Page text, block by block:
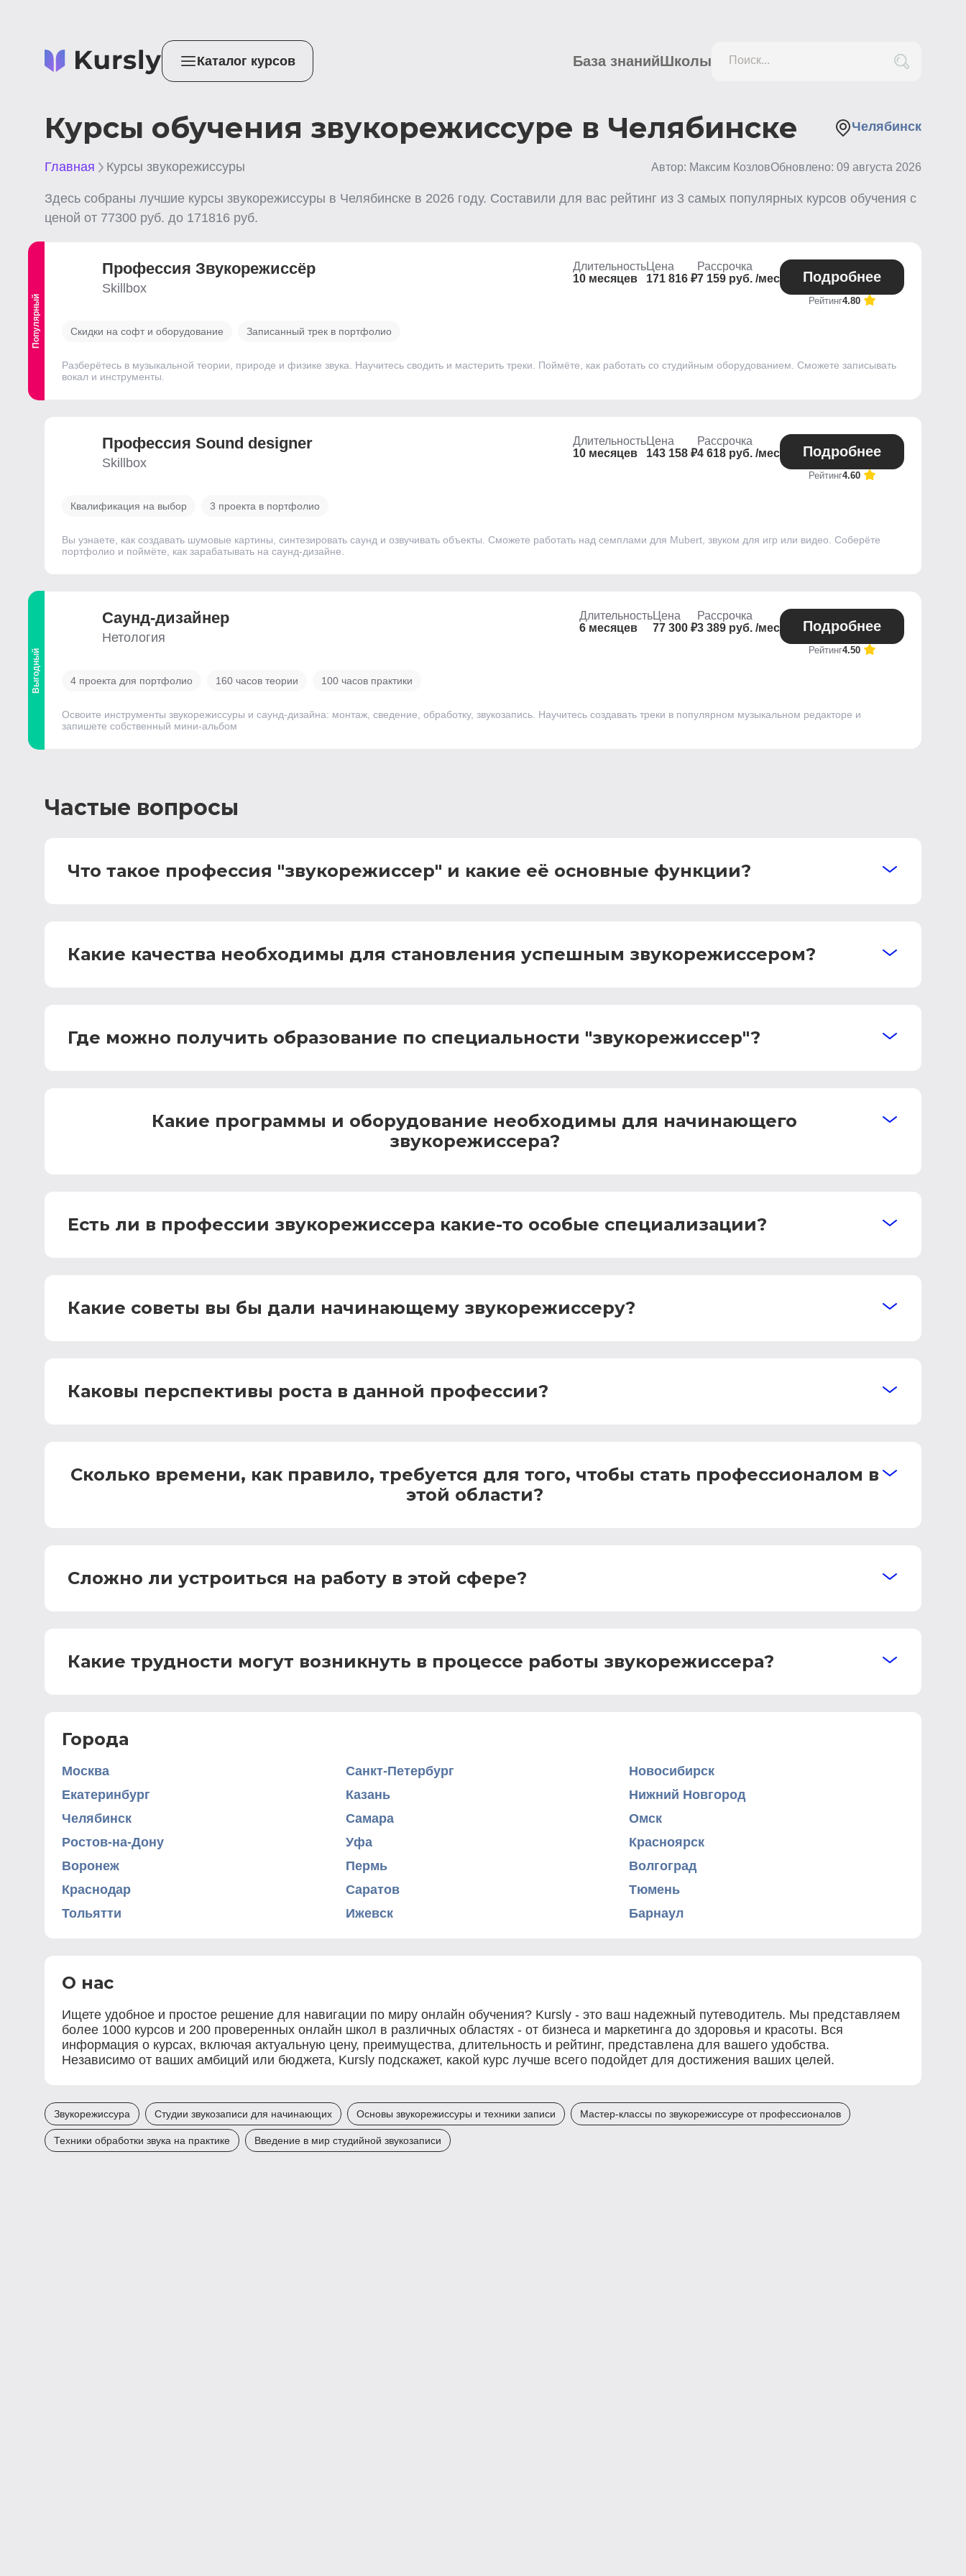
Каталог курсов База знанийШколы Поиск...
Курсы обучения звукорежиссуре в Челябинске Челябинск
Главная Курсы звукорежиссуры Автор: Максим КозловОбновлено: 09 августа 2026
Здесь собраны лучшие курсы звукорежиссуры в Челябинске в 2026 году. Составили для вас рейтинг из 3 самых популярных курсов обучения с
ценой от 77300 руб. до 171816 руб.
Популярный
Профессия Звукорежиссёр
Skillbox
Длительность
10 месяцев
Цена
171 816 ₽
Рассрочка
7 159 руб. /мес
Подробнее
Рейтинг4.80
Скидки на софт и оборудование Записанный трек в портфолио
Разберётесь в музыкальной теории, природе и физике звука. Научитесь сводить и мастерить треки. Поймёте, как работать со студийным оборудованием. Сможете записывать
вокал и инструменты.
Профессия Sound designer
Skillbox
Длительность
10 месяцев
Цена
143 158 ₽
Рассрочка
4 618 руб. /мес
Подробнее
Рейтинг4.60
Квалификация на выбор 3 проекта в портфолио
Вы узнаете, как создавать шумовые картины, синтезировать саунд и озвучивать объекты. Сможете работать над семплами для Mubert, звуком для игр или видео. Соберёте
портфолио и поймёте, как зарабатывать на саунд-дизайне.
Выгодный
Саунд-дизайнер
Нетология
Длительность
6 месяцев
Цена
77 300 ₽
Рассрочка
3 389 руб. /мес
Подробнее
Рейтинг4.50
4 проекта для портфолио 160 часов теории 100 часов практики
Освоите инструменты звукорежиссуры и саунд-дизайна: монтаж, сведение, обработку, звукозапись. Научитесь создавать треки в популярном музыкальном редакторе и
запишете собственный мини-альбом
Частые вопросы
Что такое профессия "звукорежиссер" и какие её основные функции?
Какие качества необходимы для становления успешным звукорежиссером?
Где можно получить образование по специальности "звукорежиссер"?
Какие программы и оборудование необходимы для начинающего
звукорежиссера?
Есть ли в профессии звукорежиссера какие-то особые специализации?
Какие советы вы бы дали начинающему звукорежиссеру?
Каковы перспективы роста в данной профессии?
Сколько времени, как правило, требуется для того, чтобы стать профессионалом в
этой области?
Сложно ли устроиться на работу в этой сфере?
Какие трудности могут возникнуть в процессе работы звукорежиссера?
Города
Москва Санкт-Петербург
Новосибирск
Екатеринбург
Казань
Нижний Новгород
Челябинск
Самара
Омск
Ростов-на-Дону
Уфа
Красноярск
Воронеж
Пермь
Волгоград
Краснодар
Саратов
Тюмень
Тольятти
Ижевск Барнаул
О нас
Ищете удобное и простое решение для навигации по миру онлайн обучения? Kursly - это ваш надежный путеводитель. Мы представляем
более 1000 курсов и 200 проверенных онлайн школ в различных областях - от бизнеса и маркетинга до здоровья и красоты. Вся
информация о курсах, включая актуальную цену, преимущества, длительность и рейтинг, представлена для вашего удобства.
Независимо от ваших амбиций или бюджета, Kursly подскажет, какой курс лучше всего подойдет для достижения ваших целей.
Звукорежиссура Студии звукозаписи для начинающих Основы звукорежиссуры и техники записи Мастер-классы по звукорежиссуре от профессионалов
Техники обработки звука на практике Введение в мир студийной звукозаписи